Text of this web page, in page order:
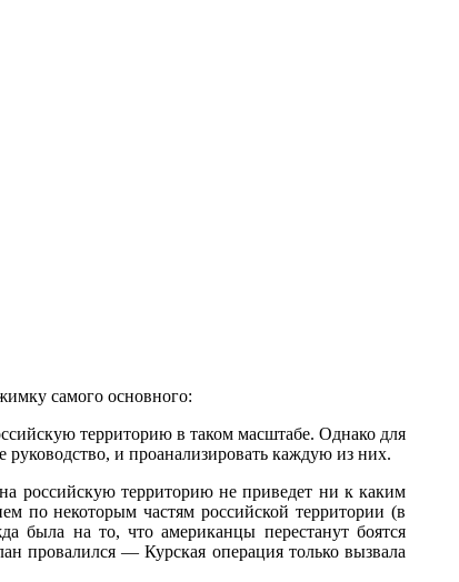
самого основного:
территорию в таком масштабе. Однако для
руководство, и проанализировать каждую из них.
российскую территорию не приведет ни к каким
по некоторым частям российской территории (в
была на то, что американцы перестанут боятся
провалился — Курская операция только вызвала